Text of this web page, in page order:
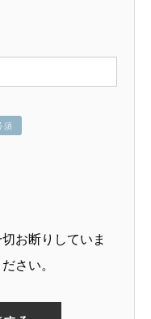
須
お断りしていま
さい。